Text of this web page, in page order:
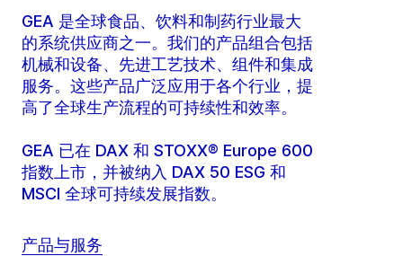
GEA 是全球食品、饮料和制药行业最大
的系统供应商之一。我们的产品组合包括
机械和设备、先进工艺技术、组件和集成
服务。这些产品广泛应用于各个行业，提
高了全球生产流程的可持续性和效率。
GEA 已在 DAX 和 STOXX® Europe 600
指数上市，并被纳入 DAX 50 ESG 和
MSCI 全球可持续发展指数。
产品与服务